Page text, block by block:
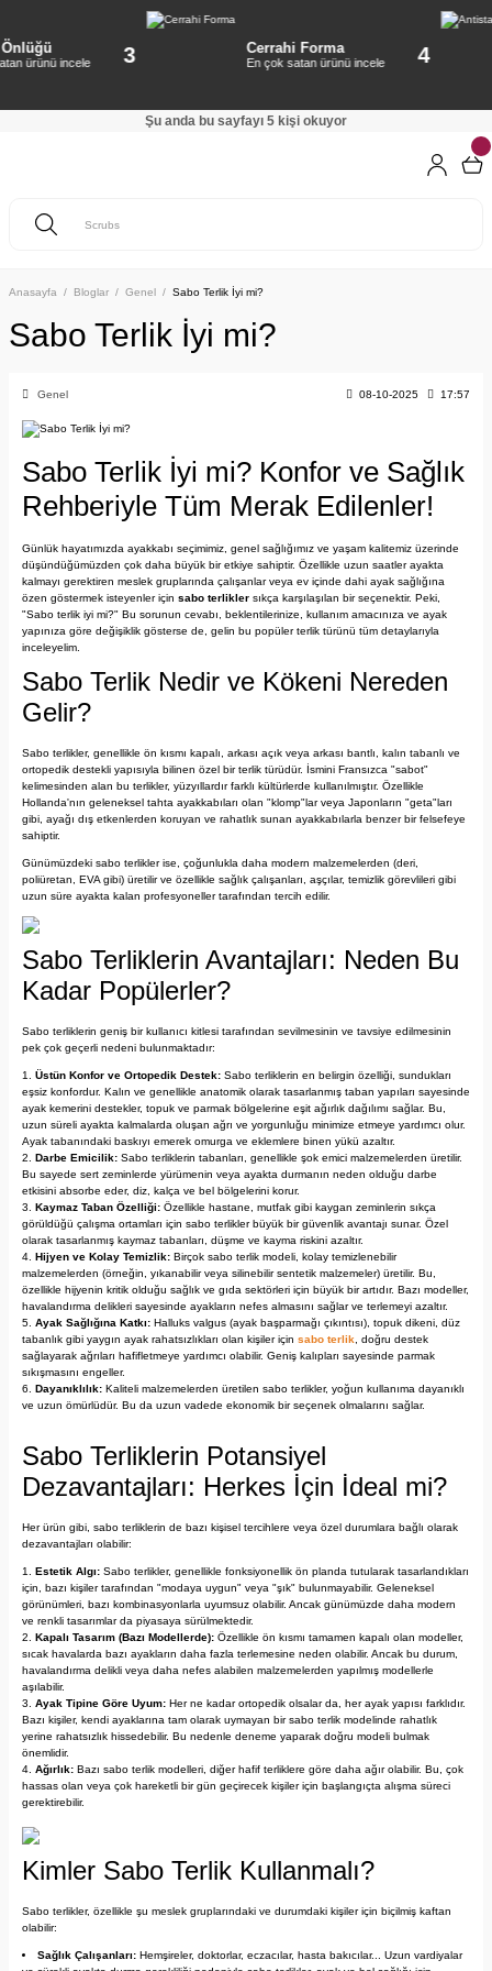
Anasayfa Bloglar Genel Sabo Terlik İyi mi?
Sabo Terlik İyi mi?
Genel 08-10-2025 17:57
Sabo Terlik İyi mi? Konfor ve Sağlık
Rehberiyle Tüm Merak Edilenler!
Günlük hayatımızda ayakkabı seçimimiz, genel sağlığımız ve yaşam kalitemiz üzerinde
düşündüğümüzden çok daha büyük bir etkiye sahiptir. Özellikle uzun saatler ayakta
kalmayı gerektiren meslek gruplarında çalışanlar veya ev içinde dahi ayak sağlığına
özen göstermek isteyenler için sabo terlikler sıkça karşılaşılan bir seçenektir. Peki,
"Sabo terlik iyi mi?" Bu sorunun cevabı, beklentilerinize, kullanım amacınıza ve ayak
yapınıza göre değişiklik gösterse de, gelin bu popüler terlik türünü tüm detaylarıyla
inceleyelim.
Sabo Terlik Nedir ve Kökeni Nereden
Gelir?
Sabo terlikler, genellikle ön kısmı kapalı, arkası açık veya arkası bantlı, kalın tabanlı ve
ortopedik destekli yapısıyla bilinen özel bir terlik türüdür. İsmini Fransızca "sabot"
kelimesinden alan bu terlikler, yüzyıllardır farklı kültürlerde kullanılmıştır. Özellikle
Hollanda'nın geleneksel tahta ayakkabıları olan "klomp"lar veya Japonların "geta"ları
gibi, ayağı dış etkenlerden koruyan ve rahatlık sunan ayakkabılarla benzer bir felsefeye
sahiptir.
Günümüzdeki sabo terlikler ise, çoğunlukla daha modern malzemelerden (deri,
poliüretan, EVA gibi) üretilir ve özellikle sağlık çalışanları, aşçılar, temizlik görevlileri gibi
uzun süre ayakta kalan profesyoneller tarafından tercih edilir.
Sabo Terliklerin Avantajları: Neden Bu
Kadar Popülerler?
Sabo terliklerin geniş bir kullanıcı kitlesi tarafından sevilmesinin ve tavsiye edilmesinin
pek çok geçerli nedeni bulunmaktadır:
Üstün Konfor ve Ortopedik Destek: Sabo terliklerin en belirgin özelliği, sundukları
eşsiz konfordur. Kalın ve genellikle anatomik olarak tasarlanmış taban yapıları sayesinde
ayak kemerini destekler, topuk ve parmak bölgelerine eşit ağırlık dağılımı sağlar. Bu,
uzun süreli ayakta kalmalarda oluşan ağrı ve yorgunluğu minimize etmeye yardımcı olur.
Ayak tabanındaki baskıyı emerek omurga ve eklemlere binen yükü azaltır.
Darbe Emicilik: Sabo terliklerin tabanları, genellikle şok emici malzemelerden üretilir.
Bu sayede sert zeminlerde yürümenin veya ayakta durmanın neden olduğu darbe
etkisini absorbe eder, diz, kalça ve bel bölgelerini korur.
Kaymaz Taban Özelliği: Özellikle hastane, mutfak gibi kaygan zeminlerin sıkça
görüldüğü çalışma ortamları için sabo terlikler büyük bir güvenlik avantajı sunar. Özel
olarak tasarlanmış kaymaz tabanları, düşme ve kayma riskini azaltır.
Hijyen ve Kolay Temizlik: Birçok sabo terlik modeli, kolay temizlenebilir
malzemelerden (örneğin, yıkanabilir veya silinebilir sentetik malzemeler) üretilir. Bu,
özellikle hijyenin kritik olduğu sağlık ve gıda sektörleri için büyük bir artıdır. Bazı modeller,
havalandırma delikleri sayesinde ayakların nefes almasını sağlar ve terlemeyi azaltır.
Ayak Sağlığına Katkı: Halluks valgus (ayak başparmağı çıkıntısı), topuk dikeni, düz
tabanlık gibi yaygın ayak rahatsızlıkları olan kişiler için sabo terlik , doğru destek
sağlayarak ağrıları hafifletmeye yardımcı olabilir. Geniş kalıpları sayesinde parmak
sıkışmasını engeller.
Dayanıklılık: Kaliteli malzemelerden üretilen sabo terlikler, yoğun kullanıma dayanıklı
ve uzun ömürlüdür. Bu da uzun vadede ekonomik bir seçenek olmalarını sağlar.
Sabo Terliklerin Potansiyel
Dezavantajları: Herkes İçin İdeal mi?
Her ürün gibi, sabo terliklerin de bazı kişisel tercihlere veya özel durumlara bağlı olarak
dezavantajları olabilir:
Estetik Algı: Sabo terlikler, genellikle fonksiyonellik ön planda tutularak tasarlandıkları
için, bazı kişiler tarafından "modaya uygun" veya "şık" bulunmayabilir. Geleneksel
görünümleri, bazı kombinasyonlarla uyumsuz olabilir. Ancak günümüzde daha modern
ve renkli tasarımlar da piyasaya sürülmektedir.
Kapalı Tasarım (Bazı Modellerde): Özellikle ön kısmı tamamen kapalı olan modeller,
sıcak havalarda bazı ayakların daha fazla terlemesine neden olabilir. Ancak bu durum,
havalandırma delikli veya daha nefes alabilen malzemelerden yapılmış modellerle
aşılabilir.
Ayak Tipine Göre Uyum: Her ne kadar ortopedik olsalar da, her ayak yapısı farklıdır.
Bazı kişiler, kendi ayaklarına tam olarak uymayan bir sabo terlik modelinde rahatlık
yerine rahatsızlık hissedebilir. Bu nedenle deneme yaparak doğru modeli bulmak
önemlidir.
Ağırlık: Bazı sabo terlik modelleri, diğer hafif terliklere göre daha ağır olabilir. Bu, çok
hassas olan veya çok hareketli bir gün geçirecek kişiler için başlangıçta alışma süreci
gerektirebilir.
Kimler Sabo Terlik Kullanmalı?
Sabo terlikler, özellikle şu meslek gruplarındaki ve durumdaki kişiler için biçilmiş kaftan
olabilir:
Sağlık Çalışanları: Hemşireler, doktorlar, eczacılar, hasta bakıcılar... Uzun vardiyalar
ürünü incele
Cerrahi Forma
En çok satan ürünü incele
Şu anda bu sayfayı 5 kişi okuyor